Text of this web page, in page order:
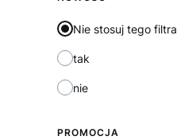
Nie stosuj tego filtra
tak
nie
PROMOCJA